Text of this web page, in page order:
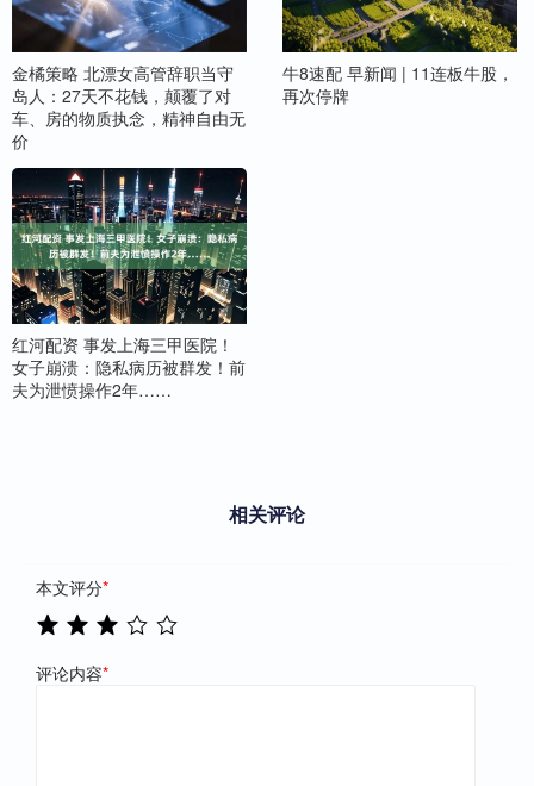
金橘策略 北漂女高管辞职当守
岛人：27天不花钱，颠覆了对
车、房的物质执念，精神自由无
价
牛8速配 早新闻 | 11连板牛股，
再次停牌
红河配资 事发上海三甲医院！
女子崩溃：隐私病历被群发！前
夫为泄愤操作2年……
相关评论
本文评分*
评论内容*